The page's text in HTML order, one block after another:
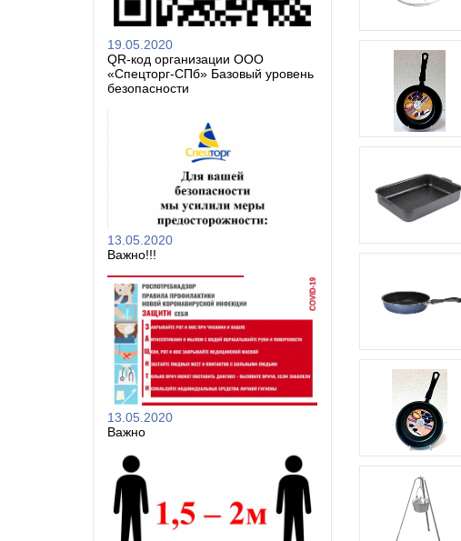
19.05.2020
QR-код организации ООО
«Спецторг-СПб» Базовый уровень
безопасности
13.05.2020
Важно!!!
13.05.2020
Важно